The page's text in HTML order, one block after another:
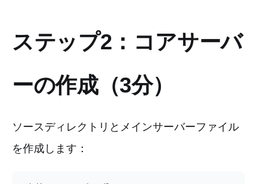
ステップ2：コアサーバ
ーの作成（3分）
ソースディレクトリとメインサーバーファイル
を作成します：